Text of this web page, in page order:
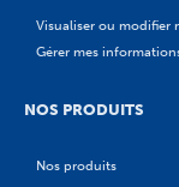
Visualiser ou modifier
Gérer mes
NOS PRODUITS
Nos produits